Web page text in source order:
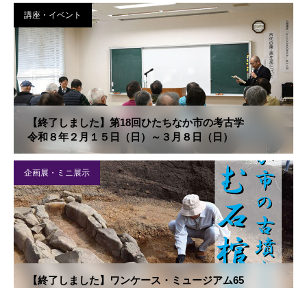
講座・イベント
【終了しました】第18回ひたちなか市の考古学
令和８年２月１５日（日）～３月８日（日）
企画展・ミニ展示
【終了しました】ワンケース・ミュージアム65